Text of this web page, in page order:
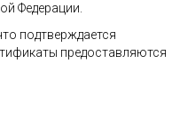
Федерации.
подтверждается
предоставляются